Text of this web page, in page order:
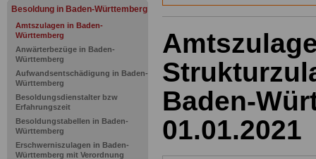
Besoldung in Baden-Württemberg
Amtszulagen in Baden-
Württemberg
Anwärterbezüge in Baden-
Württemberg
Aufwandsentschädigung in Baden-
Württemberg
Besoldungsdienstalter bzw
Erfahrungszeit
Besoldungstabellen in Baden-
Württemberg
Erschwerniszulagen in Baden-
Württemberg mit Verordnung
Baden-
01.01.2021